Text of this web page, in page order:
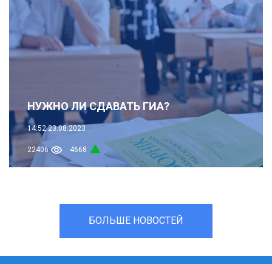
НУЖНО ЛИ СДАВАТЬ ГИА?
14:52 23.08.2023
22406 4668
БОЛЬШЕ НОВОСТЕЙ